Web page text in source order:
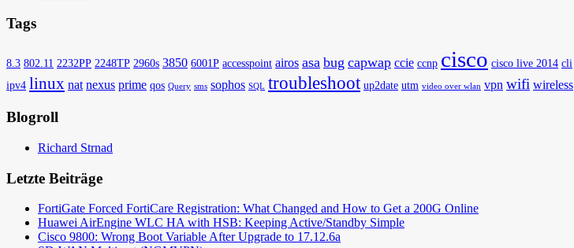
Tags
8.3 802.11 2232PP 2248TP 2960s 3850 6001P accesspoint airos asa bug capwap ccie ccnp cisco cisco live 2014 cli
ipv4 linux nat nexus prime qos Query sms sophos SQL troubleshoot up2date utm video over wlan vpn wifi wireless
Blogroll
Richard Strnad
Letzte Beiträge
FortiGate Forced FortiCare Registration: What Changed and How to Get a 200G Online
Huawei AirEngine WLC HA with HSB: Keeping Active/Standby Simple
Cisco 9800: Wrong Boot Variable After Upgrade to 17.12.6a